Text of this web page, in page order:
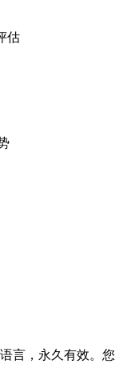
估
言，永久有效。您